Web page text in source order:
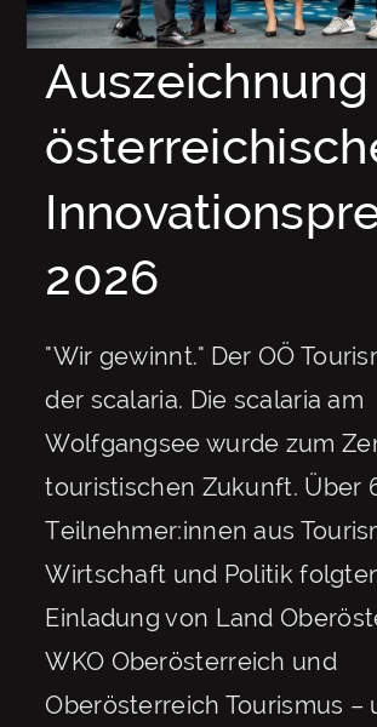
Auszeichnung
2026
"Wir gewinnt." Der OÖ
der scalaria. Die scalaria am
Wolfgangsee wurde zum
touristischen Zukunft. Über
Teilnehmer:innen aus
Wirtschaft und Politik
Einladung von Land
WKO Oberösterreich und
Oberösterreich Tourismus –